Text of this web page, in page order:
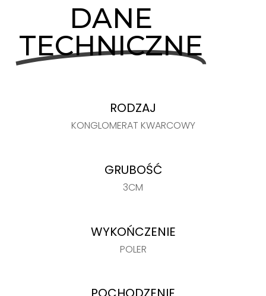
DANE
TECHNICZNE
RODZAJ
KONGLOMERAT KWARCOWY
GRUBOŚĆ
3CM
WYKOŃCZENIE
POLER